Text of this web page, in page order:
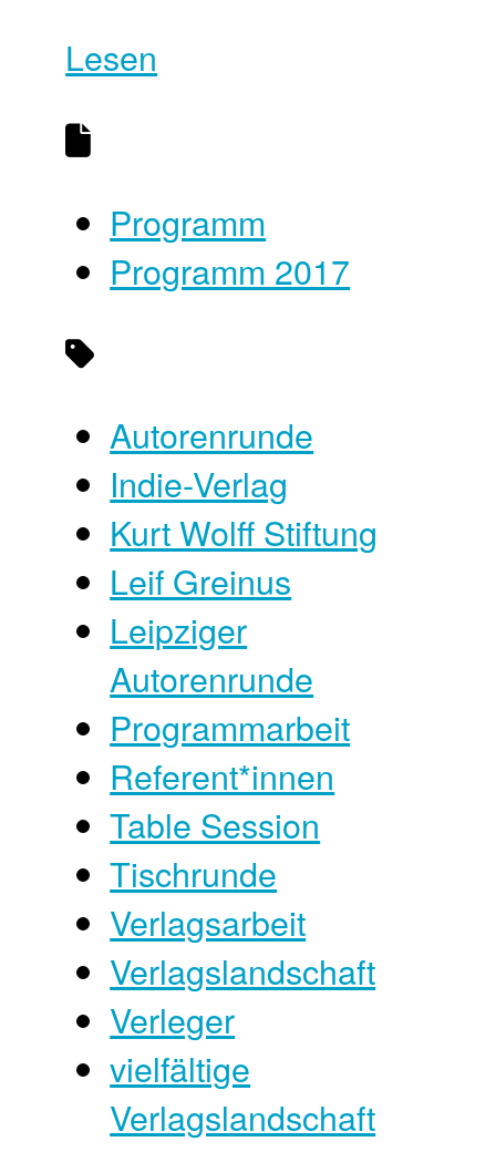
Lesen
Programm
Programm 2017
Autorenrunde
Indie-Verlag
Kurt Wolff Stiftung
Leif Greinus
Leipziger
Autorenrunde
Programmarbeit
Referent*innen
Table Session
Tischrunde
Verlagsarbeit
Verlagslandschaft
Verleger
vielfältige
Verlagslandschaft